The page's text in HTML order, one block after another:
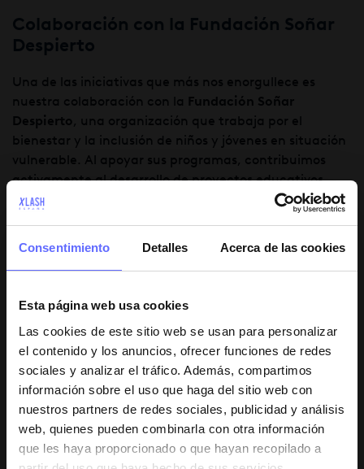
Consentimiento Detalles Acerca de las cookies
Esta página web usa cookies
Las cookies de este sitio web se usan para personalizar
el contenido y los anuncios, ofrecer funciones de redes
sociales y analizar el tráfico. Además, compartimos
información sobre el uso que haga del sitio web con
nuestros partners de redes sociales, publicidad y análisis
web, quienes pueden combinarla con otra información
que les haya proporcionado o que hayan recopilado a
Colaboración con la Fundación Soñar
Despierto
Una de las iniciativas que más nos enorgullece es
nuestra colaboración con la Fundación Soñar
Despierto , una organización que trabaja por el
bienestar y la inclusión de niños y jóvenes en situación
vulnerable. Al apoyar sus programas, contribuimos
activamente al desarrollo de proyectos educativos,
actividades de ocio saludable y acompañamiento
Pero no se trata solo de donar o colaborar: se trata de
involucrarnos de forma real, de sumar desde dentro,
nuestros valores de solidaridad, empatía y
responsabilidad.
Una marca con valores que conectan
de verdad
En un mundo saturado de mensajes publicitarios, las
personas buscan marcas que les inspiren confianza y